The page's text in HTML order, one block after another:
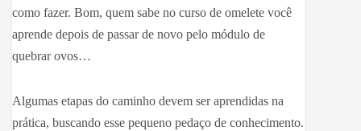
como fazer. Bom, quem sabe no curso de omelete você
aprende depois de passar de novo pelo módulo de
quebrar ovos…
Algumas etapas do caminho devem ser aprendidas na
prática, buscando esse pequeno pedaço de conhecimento.